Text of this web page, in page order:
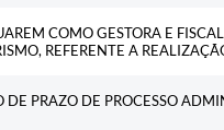
COMO GESTORA E
REFERENTE A
DE PRAZO DE PROCESSO